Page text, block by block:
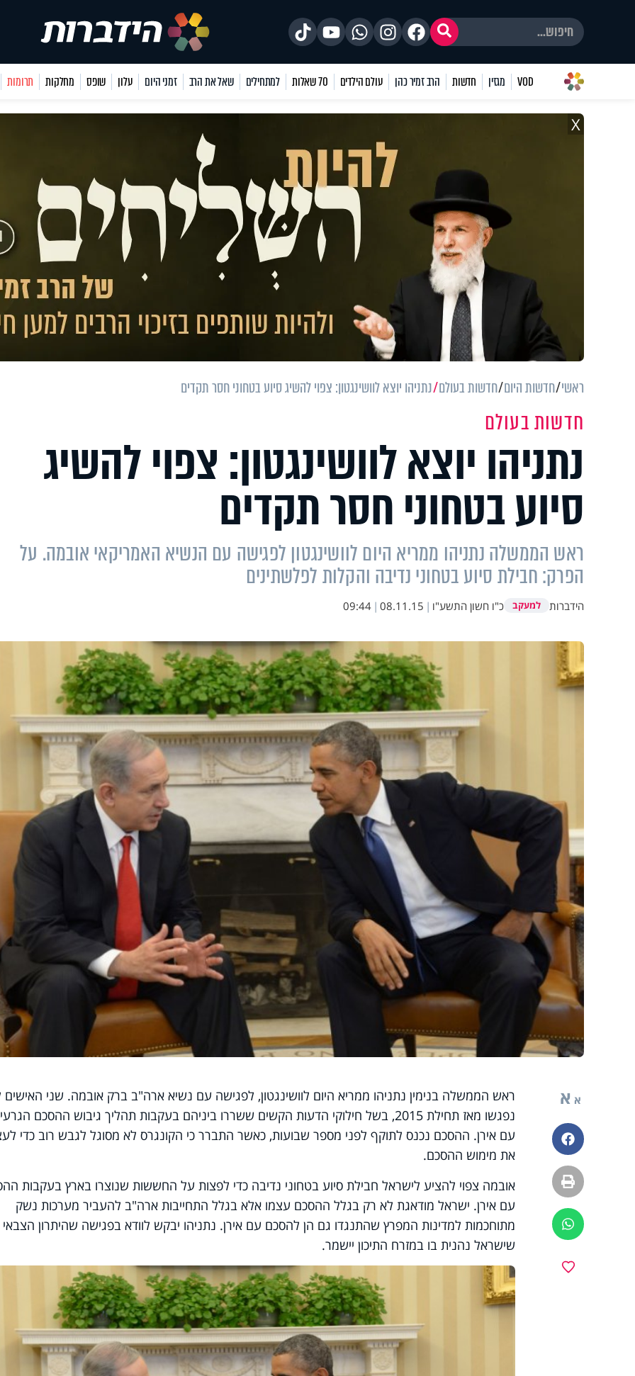
VOD מגזין חדשות הרב זמיר כהן עולם הילדים 70 שאלות למתחילים שאל את הרב זמני היום עלון שופס מחלקות תרומות
X
ראשי חדשות היום חדשות בעולם נתניהו יוצא לוושינגטון: צפוי להשיג סיוע בטחוני חסר תקדים
חדשות בעולם
נתניהו יוצא לוושינגטון: צפוי להשיג
סיוע בטחוני חסר תקדים
ראש הממשלה נתניהו ממריא היום לוושינגטון לפגישה עם הנשיא האמריקאי אובמה. על
הפרק: חבילת סיוע בטחוני נדיבה והקלות לפלשתינים
הידברות למעקב כ"ו חשון התשע"ו |
08.11.15
|
09:44
א א
פייסבוק
הדפסה
ווטסאפ
ראש הממשלה בנימין נתניהו ממריא היום לוושינגטון, לפגישה עם נשיא ארה"ב ברק אובמה. שני האישים
נפגשו מאז תחילת 2015, בשל חילוקי הדעות הקשים ששררו ביניהם בעקבות תהליך גיבוש ההסכם
עם אירן. ההסכם נכנס לתוקף לפני מספר שבועות, כאשר התברר כי הקונגרס לא מסוגל לגבש רוב כדי
את מימוש ההסכם.
אובמה צפוי להציע לישראל חבילת סיוע בטחוני נדיבה כדי לפצות על החששות שנוצרו בארץ בעקבות
עם אירן. ישראל מודאגת לא רק בגלל ההסכם עצמו אלא בגלל התחייבות ארה"ב להעביר מערכות נשק
מתוחכמות למדינות המפרץ שהתנגדו גם הן להסכם עם אירן. נתניהו יבקש לוודא בפגישה שהיתרון הצבאי
שישראל נהנית בו במזרח התיכון יישמר.